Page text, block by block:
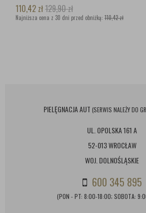
110,42 zł129,90zł
Najniższa cena z 30 dni przed obniżką: 110,42 zł
PIELĘGNACJA AUT (SERWIS NALEŻY DO
UL. OPOLSKA 161 A
52-013 WROCŁAW
WOJ. DOLNOŚLĄSKIE
600 345 895
(PON - PT: 8:00-18:00; SOBOTA: